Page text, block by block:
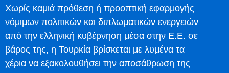
Χωρίς καμιά πρόθεση ή προοπτική εφαρμογής
νόμιμων πολιτικών και διπλωματικών ενεργειών
από την ελληνική κυβέρνηση μέσα στην Ε.Ε. σε
βάρος της, η Τουρκία βρίσκεται με λυμένα τα
χέρια να εξακολουθήσει την αποσάθρωση της